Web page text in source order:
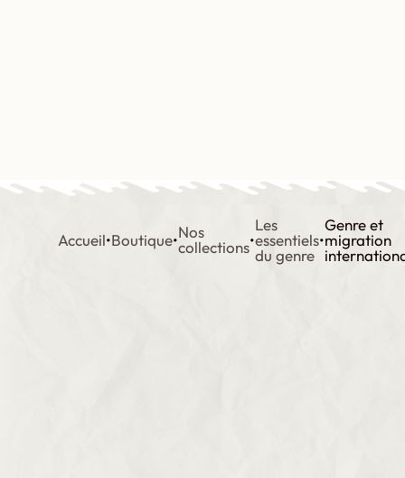
Accueil•Boutique•Nos
collections•
Les
essentiels
du genre
•
Genre et
migration